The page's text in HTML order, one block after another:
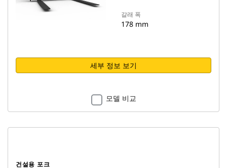
갈래 폭
178 mm
세부 정보 보기
모델 비교
건설용 포크